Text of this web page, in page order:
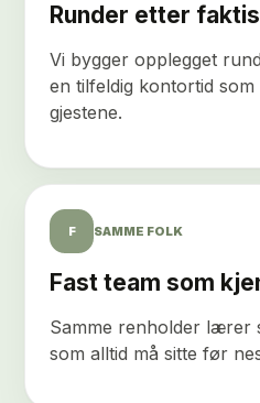
Runder etter
Vi bygger opplegget
en tilfeldig kontortid
gjestene.
F SAMME FOLK
Fast team som
Samme renholder lærer
som alltid må sitte før